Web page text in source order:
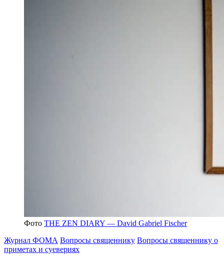
Фото THE ZEN DIARY — David Gabriel Fischer
Журнал ФОМА Вопросы священнику Вопросы священнику о
приметах и суевериях